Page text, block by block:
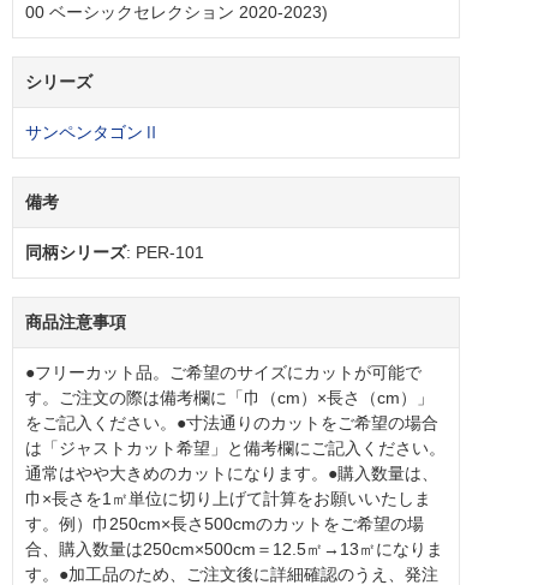
00 ベーシックセレクション 2020-2023)
シリーズ
サンペンタゴンⅡ
備考
同柄シリーズ: PER-101
商品注意事項
●フリーカット品。ご希望のサイズにカットが可能で
す。ご注文の際は備考欄に「巾（cm）×長さ（cm）」
をご記入ください。●寸法通りのカットをご希望の場合
は「ジャストカット希望」と備考欄にご記入ください。
通常はやや大きめのカットになります。●購入数量は、
巾×長さを1㎡単位に切り上げて計算をお願いいたしま
す。例）巾250cm×長さ500cmのカットをご希望の場
合、購入数量は250cm×500cm＝12.5㎡→13㎡になりま
す。●加工品のため、ご注文後に詳細確認のうえ、発注